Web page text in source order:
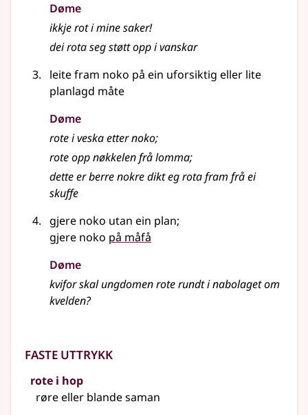
Døme
ikkje rot i mine saker!
dei rota seg støtt opp i vanskar
leite fram noko på ein uforsiktig eller lite
planlagd måte
Døme
rote i veska etter noko;
rote opp nøkkelen frå lomma;
dette er berre nokre dikt eg rota fram frå ei
skuffe
gjere noko utan ein plan;
gjere noko på måfå
Døme
kvifor skal ungdomen rote rundt i nabolaget om
kvelden?
Faste uttrykk
rote i hop
røreeller blande saman